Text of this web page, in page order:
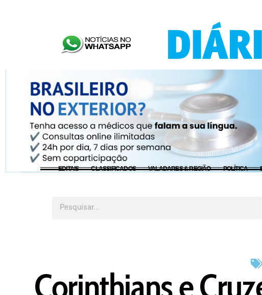
EDITAIS CLASSIFICADOS VALADARES & REGIÃO POLÍTICA
Corinthians e